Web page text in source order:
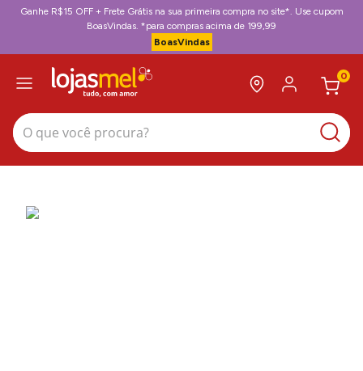
Ganhe R$15 OFF + Frete Grátis na sua primeira compra no site*. Use cupom
BoasVindas. *para compras acima de 199,99
BoasVindas
0
O que você procura?